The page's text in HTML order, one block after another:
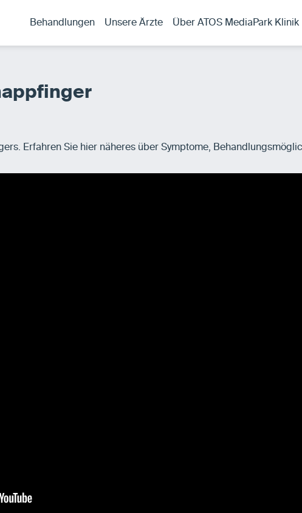
Behandlungen Unsere Ärzte Über ATOS MediaPark Klinik
Erfahren Sie hier näheres über Symptome,